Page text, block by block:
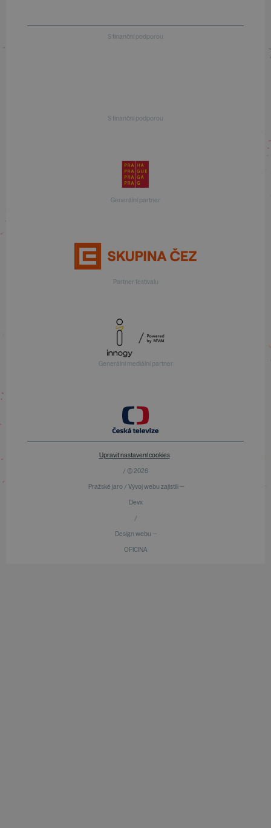
S finanční podporou
S finanční podporou
Generální partner
Partner festivalu
Generální mediální partner
Upravit nastavení cookies
/ © 2026
Pražské jaro / Vývoj webu zajistili —
Devx
/
Design webu —
OFICINA